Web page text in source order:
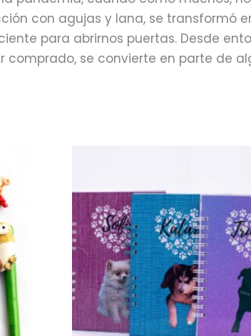
con agujas y lana, se transformó
para abrirnos puertas. Desde
comprado, se convierte en parte de